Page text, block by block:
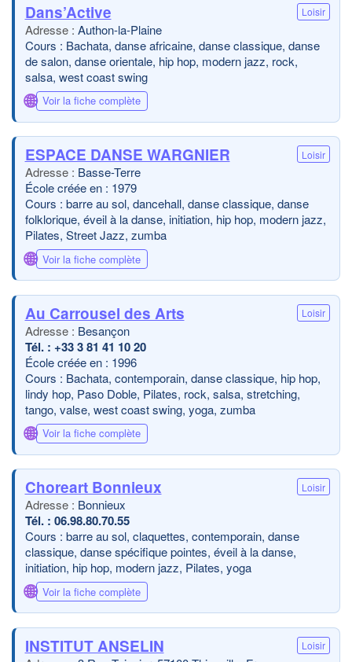
Dans’Active Loisir
Authon-la-Plaine
Cours : Bachata, danse africaine, danse classique, danse
de salon, danse orientale, hip hop, modern jazz, rock,
salsa, west coast swing
🌐 Voir la fiche complète
ESPACE DANSE WARGNIER Loisir
Basse-Terre
École créée en : 1979
Cours : barre au sol, dancehall, danse classique, danse
folklorique, éveil à la danse, initiation, hip hop, modern jazz,
Pilates, Street Jazz, zumba
🌐 Voir la fiche complète
Au Carrousel des Arts Loisir
Besançon
+33 3 81 41 10 20
École créée en : 1996
Cours : Bachata, contemporain, danse classique, hip hop,
lindy hop, Paso Doble, Pilates, rock, salsa, stretching,
tango, valse, west coast swing, yoga, zumba
🌐 Voir la fiche complète
Choreart Bonnieux Loisir
Bonnieux
06.98.80.70.55
Cours : barre au sol, claquettes, contemporain, danse
classique, danse spécifique pointes, éveil à la danse,
initiation, hip hop, modern jazz, Pilates, yoga
🌐 Voir la fiche complète
INSTITUT ANSELIN Loisir